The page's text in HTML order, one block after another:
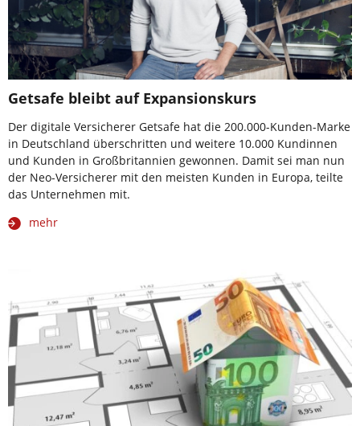
Getsafe bleibt auf Expansionskurs
Der digitale Versicherer Getsafe hat die 200.000-Kunden-Marke
in Deutschland überschritten und weitere 10.000 Kundinnen
und Kunden in Großbritannien gewonnen. Damit sei man nun
der Neo-Versicherer mit den meisten Kunden in Europa, teilte
das Unternehmen mit.
mehr